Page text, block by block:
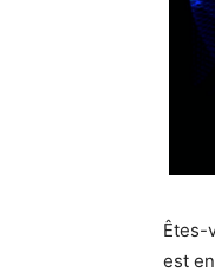
Êtes-
est